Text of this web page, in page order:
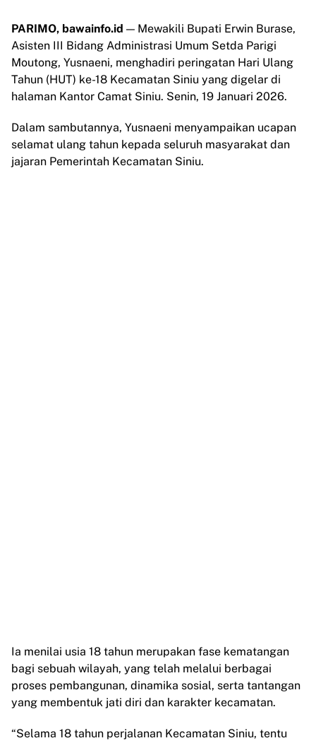
PARIMO, bawainfo.id — Mewakili Bupati Erwin Burase,
Asisten III Bidang Administrasi Umum Setda Parigi
Moutong, Yusnaeni, menghadiri peringatan Hari Ulang
Tahun (HUT) ke-18 Kecamatan Siniu yang digelar di
halaman Kantor Camat Siniu. Senin, 19 Januari 2026.
Dalam sambutannya, Yusnaeni menyampaikan ucapan
selamat ulang tahun kepada seluruh masyarakat dan
jajaran Pemerintah Kecamatan Siniu.
Ia menilai usia 18 tahun merupakan fase kematangan
bagi sebuah wilayah, yang telah melalui berbagai
proses pembangunan, dinamika sosial, serta tantangan
yang membentuk jati diri dan karakter kecamatan.
“Selama 18 tahun perjalanan Kecamatan Siniu, tentu